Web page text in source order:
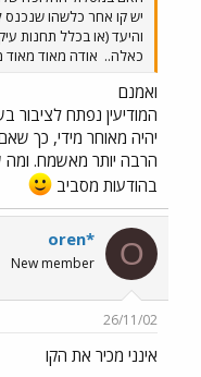
יש קו אחר כלשהו שנכנס
והיעד (או בכלל תחנות
כאלה.. אודה מאוד מאוד
ואמנם
המודיעין נפתח
יהיה מאוחר מידי, כך
הרבה יותר מאשמח. ומה
בהודעות מסביב
O
oren*
New member
26/11/02
אינני מכיר את הקו